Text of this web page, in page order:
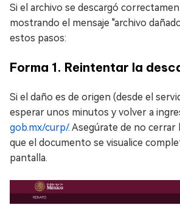
Si el archivo se descargó
mostrando el mensaje "archivo
estos pasos:
Forma 1. Reintentar la
Si el daño es de origen (desde el
esperar unos minutos y volver a
gob.mx/curp/. Asegúrate de no cerrar
que el documento se visualice
pantalla.